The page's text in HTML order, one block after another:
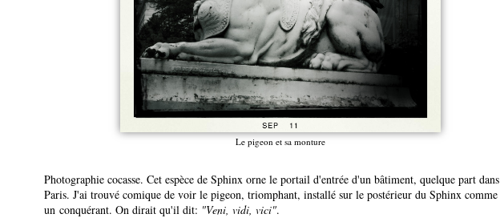
Le pigeon et sa monture
Photographie cocasse. Cet espèce de Sphinx orne le portail d'entrée d'un bâtiment, quelque part dans
Paris. J'ai trouvé comique de voir le pigeon, triomphant, installé sur le postérieur du Sphinx comme
un conquérant. On dirait qu'il dit: "Veni, vidi, vici".